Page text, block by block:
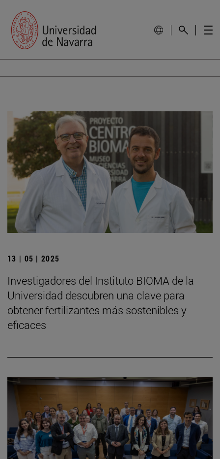
13 | 05 | 2025
Investigadores del Instituto BIOMA de la
Universidad descubren una clave para
obtener fertilizantes más sostenibles y
eficaces